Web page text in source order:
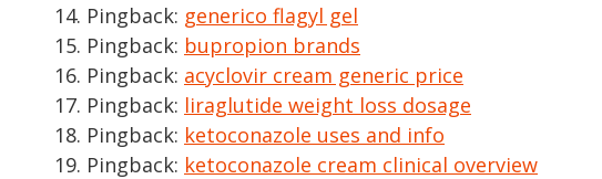
Pingback: generico flagyl gel
Pingback: bupropion brands
Pingback: acyclovir cream generic price
Pingback: liraglutide weight loss dosage
Pingback: ketoconazole uses and info
Pingback: ketoconazole cream clinical overview